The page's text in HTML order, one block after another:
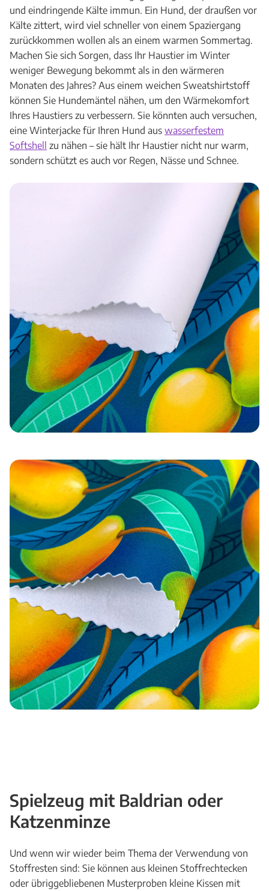
und eindringende Kälte immun. Ein Hund, der draußen vor
Kälte zittert, wird viel schneller von einem Spaziergang
zurückkommen wollen als an einem warmen Sommertag.
Machen Sie sich Sorgen, dass Ihr Haustier im Winter
weniger Bewegung bekommt als in den wärmeren
Monaten des Jahres? Aus einem weichen Sweatshirtstoff
können Sie Hundemäntel nähen, um den Wärmekomfort
Ihres Haustiers zu verbessern. Sie könnten auch versuchen,
eine Winterjacke für Ihren Hund aus wasserfestem
Softshell zu nähen – sie hält Ihr Haustier nicht nur warm,
sondern schützt es auch vor Regen, Nässe und Schnee.
Spielzeug mit Baldrian oder
Katzenminze
Und wenn wir wieder beim Thema der Verwendung von
Stoffresten sind: Sie können aus kleinen Stoffrechtecken
oder übriggebliebenen Musterproben kleine Kissen mit